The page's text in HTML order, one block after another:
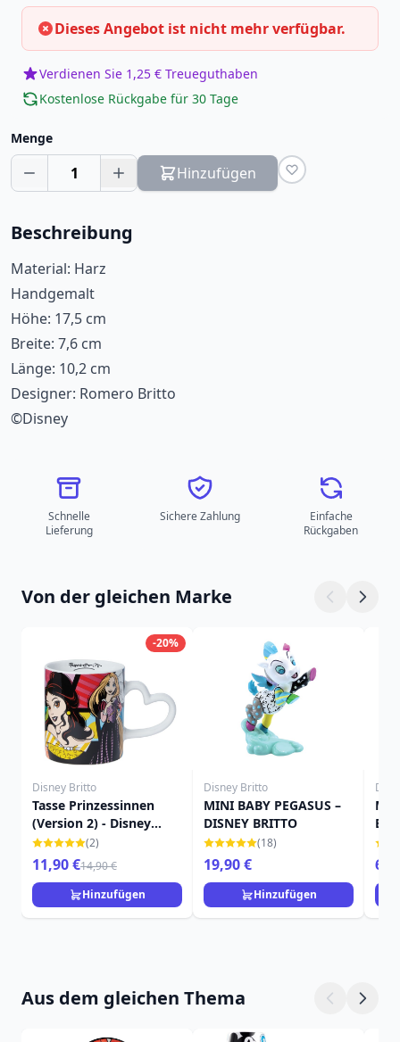
Dieses Angebot ist nicht mehr verfügbar.
Verdienen Sie 1,25 € Treueguthaben
Kostenlose Rückgabe für 30 Tage
Menge
1 Hinzufügen
Beschreibung
Material: Harz
Handgemalt
Höhe: 17,5 cm
Breite: 7,6 cm
Länge: 10,2 cm
Designer: Romero Britto
©Disney
Schnelle
Lieferung
Sichere Zahlung
Einfache
Rückgaben
Von der gleichen Marke
-20%
Disney Britto
Tasse Prinzessinnen
(Version 2) - Disney
Britto
(2)
11,90 €14,90 €
Hinzufügen
Disney Britto
MINI BABY PEGASUS –
DISNEY BRITTO
(18)
19,90 €
Hinzufügen
Aus dem gleichen Thema